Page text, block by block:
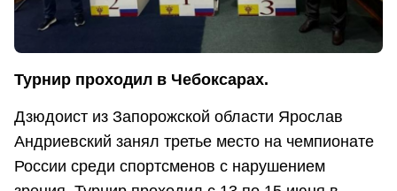
Турнир проходил в Чебоксарах.
Дзюдоист из Запорожской области Ярослав
Андриевский занял третье место на чемпионате
России среди спортсменов с нарушением